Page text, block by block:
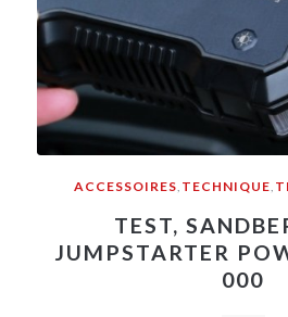
ACCESSOIRES TECHNIQUE
TEST,
JUMPSTARTER
000